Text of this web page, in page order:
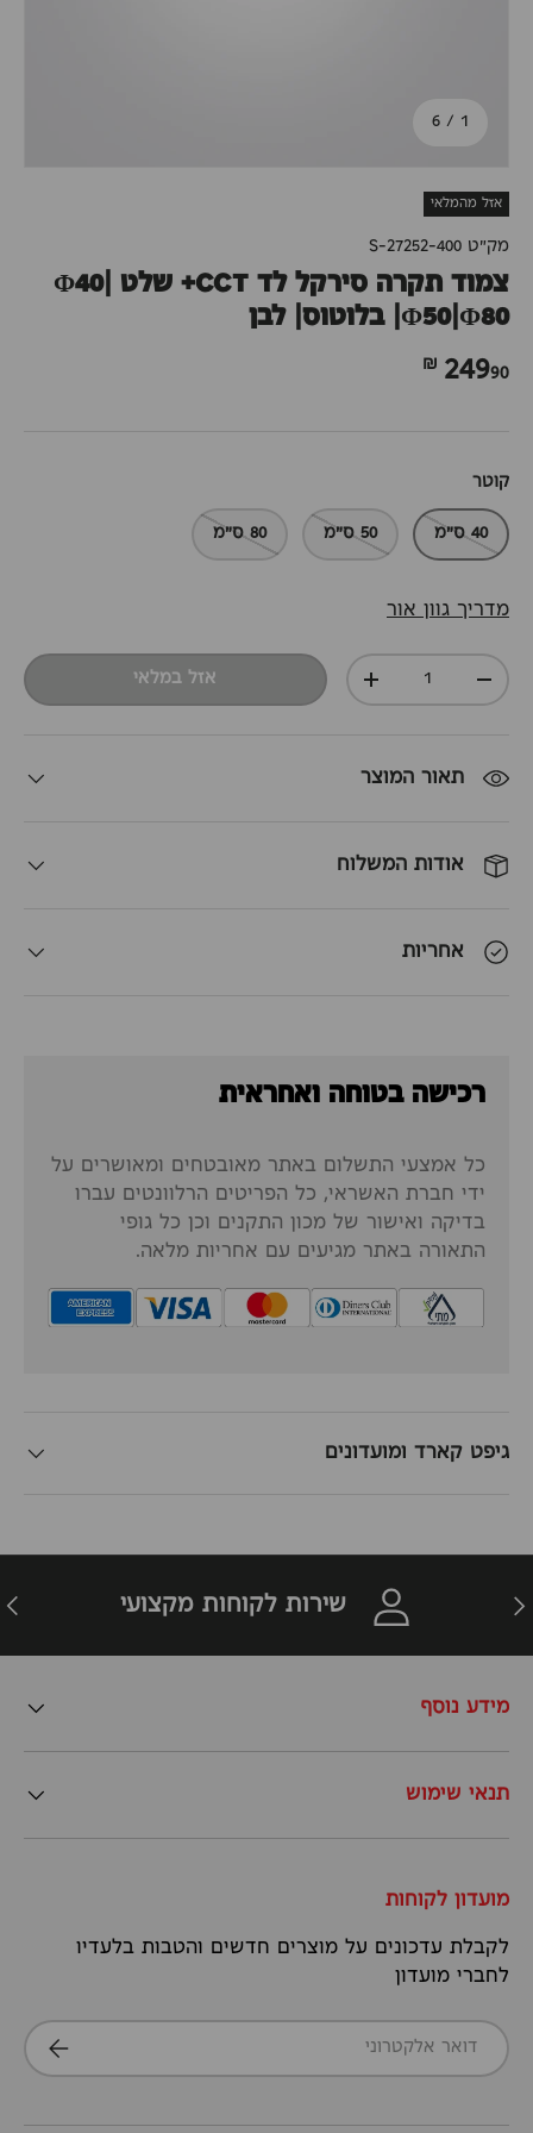
1
/ מתוך
6
אזל מהמלאי
מק"ט S-27252-400
צמוד תקרה סירקל לד CCT+ שלט Φ40|
Φ50|Φ80| בלוטוס| לבן
24990 ₪
קוטר
40 ס"מ 50 ס"מ 80 ס"מ
מדריך גוון אור
כמות
+ אזל במלאי
תאור המוצר
אודות המשלוח
אחריות
רכישה בטוחה ואחראית
כל אמצעי התשלום באתר מאובטחים ומאושרים על
ידי חברת האשראי, כל הפריטים הרלוונטים עברו
בדיקה ואישור של מכון התקנים וכן כל גופי
התאורה באתר מגיעים עם אחריות מלאה.
גיפט קארד ומועדונים
חזרה שירות לקוחות מקצועי
מידע נוסף
תנאי שימוש
מועדון לקוחות
לקבלת עדכונים על מוצרים חדשים והטבות בלעדיו
לחברי מועדון
דואר אלקטרוני
הרשמה